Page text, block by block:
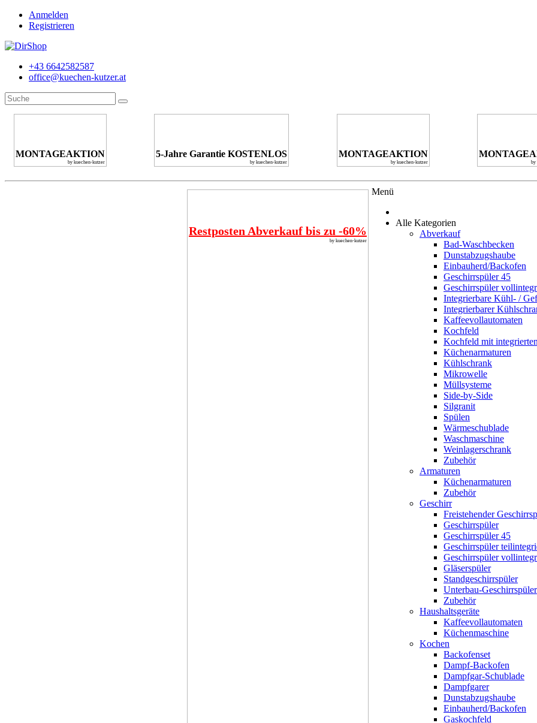
Anmelden
Registrieren
+43 6642582587
office@kuechen-kutzer.at
MONTAGEAKTION
by kuechen-kutzer
5-Jahre Garantie KOSTENLOS
by kuechen-kutzer
MONTAGEAKTION
by kuechen-kutzer by
Restposten Abverkauf bis zu -60%
by kuechen-kutzer
Menü
Alle Kategorien
Abverkauf
Bad-Waschbecken
Dunstabzugshaube
Einbauherd/Backofen
Geschirrspüler 45
Geschirrspüler
Integrierbare Kühl- /
Integrierbarer
Kaffeevollautomaten
Kochfeld
Kochfeld mit
Küchenarmaturen
Kühlschrank
Mikrowelle
Müllsysteme
Side-by-Side
Silgranit
Spülen
Wärmeschublade
Waschmaschine
Weinlagerschrank
Zubehör
Armaturen
Küchenarmaturen
Zubehör
Geschirr
Freistehender
Geschirrspüler
Geschirrspüler 45
Geschirrspüler
Geschirrspüler
Gläserspüler
Standgeschirrspüler
Unterbau-Geschirrspüler
Zubehör
Haushaltsgeräte
Kaffeevollautomaten
Küchenmaschine
Kochen
Backofenset
Dampf-Backofen
Dampfgar-Schublade
Dampfgarer
Dunstabzugshaube
Einbauherd/Backofen
Gaskochfeld